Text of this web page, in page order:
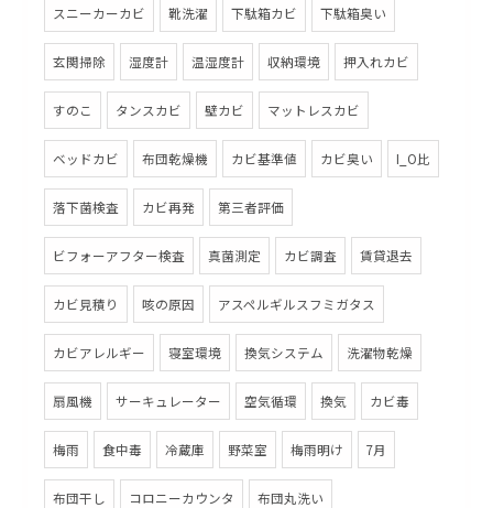
スニーカーカビ 靴洗濯 下駄箱カビ 下駄箱臭い
玄関掃除 湿度計 温湿度計 収納環境 押入れカビ
すのこ タンスカビ 壁カビ マットレスカビ
ベッドカビ 布団乾燥機 カビ基準値 カビ臭い I_O比
落下菌検査 カビ再発 第三者評価
ビフォーアフター検査 真菌測定 カビ調査 賃貸退去
カビ見積り 咳の原因 アスペルギルスフミガタス
カビアレルギー 寝室環境 換気システム 洗濯物乾燥
扇風機 サーキュレーター 空気循環 換気 カビ毒
梅雨 食中毒 冷蔵庫 野菜室 梅雨明け 7月
布団干し コロニーカウンタ 布団丸洗い